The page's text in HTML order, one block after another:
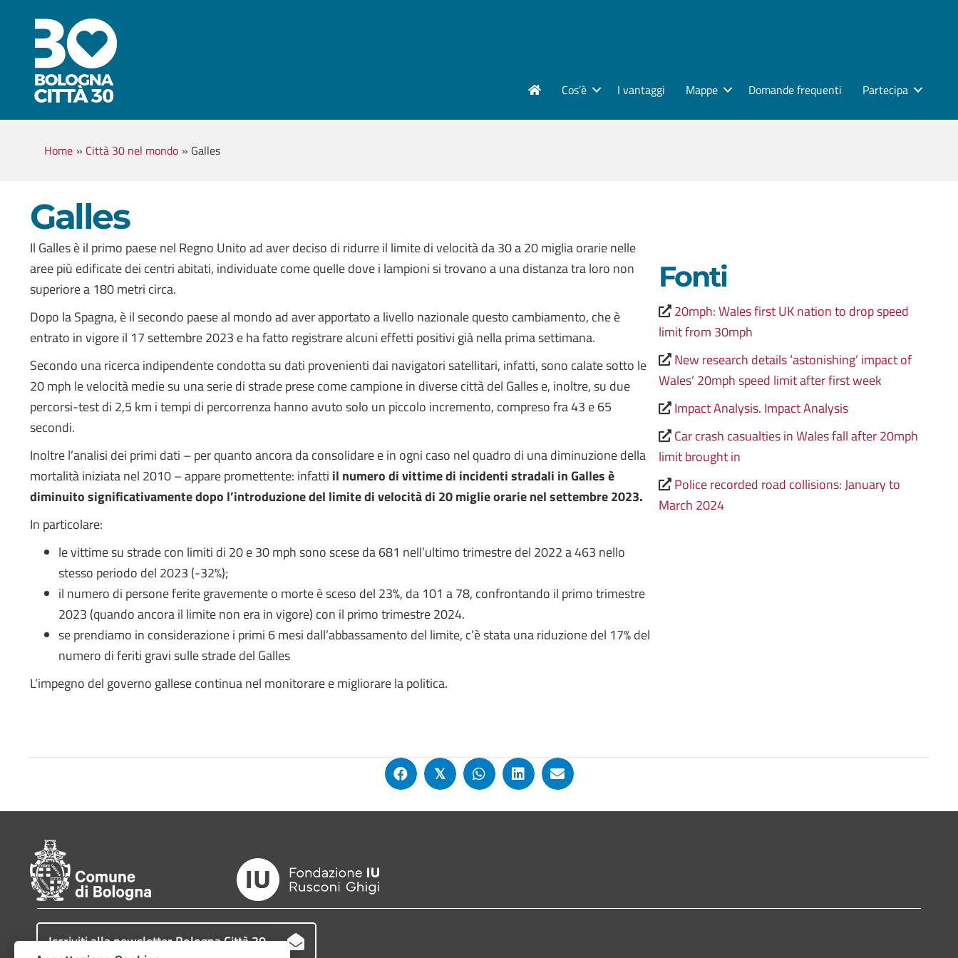
Cos’è I vantaggi Mappe Domande frequenti Partecipa
Home » Città 30 nel mondo » Galles
Galles
Il Galles è il primo paese nel Regno Unito ad aver deciso di ridurre il limite di velocità da 30 a 20 miglia orarie nelle
aree più edificate dei centri abitati, individuate come quelle dove i lampioni si trovano a una distanza tra loro non
superiore a 180 metri circa.
Dopo la Spagna, è il secondo paese al mondo ad aver apportato a livello nazionale questo cambiamento, che è
entrato in vigore il 17 settembre 2023 e ha fatto registrare alcuni effetti positivi già nella prima settimana.
Secondo una ricerca indipendente condotta su dati provenienti dai navigatori satellitari, infatti, sono calate sotto le
20 mph le velocità medie su una serie di strade prese come campione in diverse città del Galles e, inoltre, su due
percorsi-test di 2,5 km i tempi di percorrenza hanno avuto solo un piccolo incremento, compreso fra 43 e 65
secondi.
Inoltre l’analisi dei primi dati – per quanto ancora da consolidare e in ogni caso nel quadro di una diminuzione della
mortalità iniziata nel 2010 – appare promettente: infatti il numero di vittime di incidenti stradali in Galles è
diminuito significativamente dopo l’introduzione del limite di velocità di 20 miglie orarie nel settembre 2023.
In particolare:
le vittime su strade con limiti di 20 e 30 mph sono scese da 681 nell’ultimo trimestre del 2022 a 463 nello
stesso periodo del 2023 (-32%);
il numero di persone ferite gravemente o morte è sceso del 23%, da 101 a 78, confrontando il primo trimestre
2023 (quando ancora il limite non era in vigore) con il primo trimestre 2024.
se prendiamo in considerazione i primi 6 mesi dall’abbassamento del limite, c’è stata una riduzione del 17% del
numero di feriti gravi sulle strade del Galles
L’impegno del governo gallese continua nel monitorare e migliorare la politica.
Fonti
20mph: Wales first UK nation to drop speed
limit from 30mph
New research details ‘astonishing’ impact of
Wales’ 20mph speed limit after first week
Impact Analysis. Impact Analysis
Car crash casualties in Wales fall after 20mph
limit brought in
Police recorded road collisions: January to
March 2024
𝕏
Iscriviti alla newsletter Bologna Città 30